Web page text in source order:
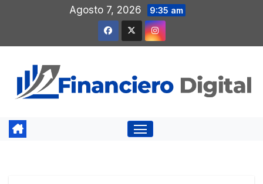
contenido
Agosto 7, 2026 9:35 am